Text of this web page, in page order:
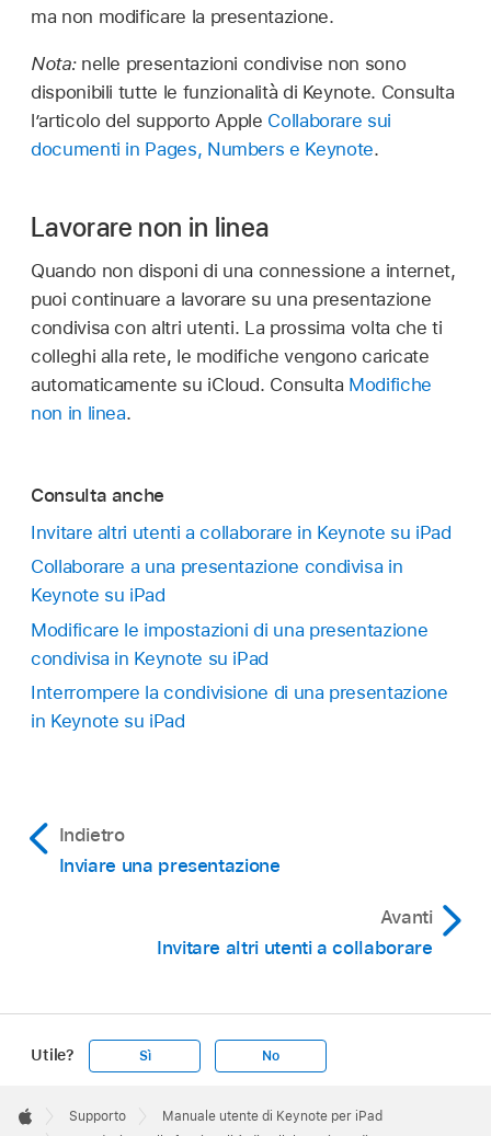
ma non modificare la presentazione.
Nota: nelle presentazioni condivise non sono
disponibili tutte le funzionalità di Keynote. Consulta
l’articolo del supporto Apple Collaborare sui
documenti in Pages, Numbers e Keynote.
Lavorare non in linea
Quando non disponi di una connessione a internet,
puoi continuare a lavorare su una presentazione
condivisa con altri utenti. La prossima volta che ti
colleghi alla rete, le modifiche vengono caricate
automaticamente su iCloud. Consulta Modifiche
non in linea.
Consulta anche
Invitare altri utenti a collaborare in Keynote su iPad
Collaborare a una presentazione condivisa in
Keynote su iPad
Modificare le impostazioni di una presentazione
condivisa in Keynote su iPad
Interrompere la condivisione di una presentazione
in Keynote su iPad
Indietro
Inviare una presentazione
Avanti
Invitare altri utenti a collaborare
Utile? Sì No
Footer

Supporto
Manuale utente di Keynote per iPad